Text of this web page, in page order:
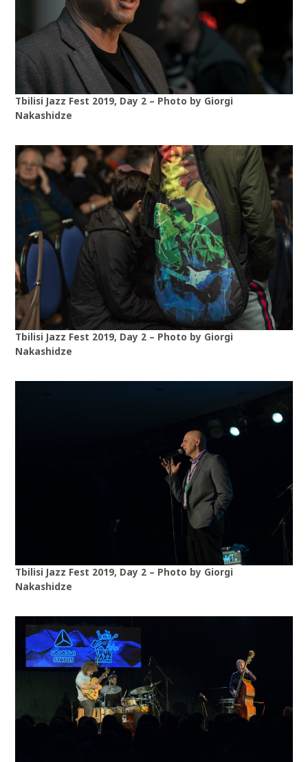
Tbilisi Jazz Fest 2019, Day 2 – Photo by Giorgi
Nakashidze
Tbilisi Jazz Fest 2019, Day 2 – Photo by Giorgi
Nakashidze
Tbilisi Jazz Fest 2019, Day 2 – Photo by Giorgi
Nakashidze